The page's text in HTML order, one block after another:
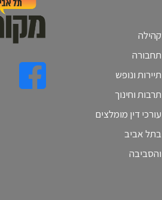
קהילה
תחבורה
תיירות ונופש
תרבות וחינוך
עורכי דין מומלצים
בתל אביב
והסביבה